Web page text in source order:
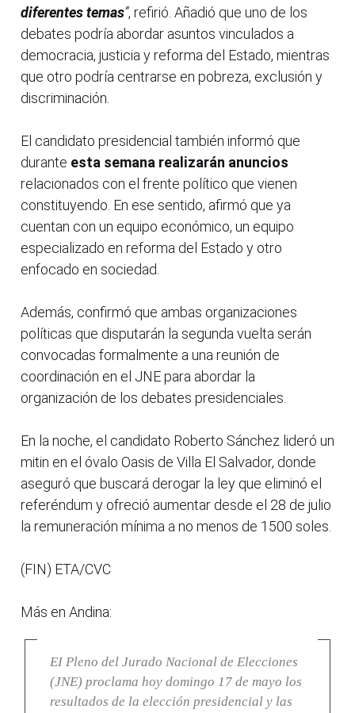
diferentes temas”, refirió. Añadió que uno de los
debates podría abordar asuntos vinculados a
democracia, justicia y reforma del Estado, mientras
que otro podría centrarse en pobreza, exclusión y
discriminación.
El candidato presidencial también informó que
durante esta semana realizarán anuncios
relacionados con el frente político que vienen
constituyendo. En ese sentido, afirmó que ya
cuentan con un equipo económico, un equipo
especializado en reforma del Estado y otro
enfocado en sociedad.
Además, confirmó que ambas organizaciones
políticas que disputarán la segunda vuelta serán
convocadas formalmente a una reunión de
coordinación en el JNE para abordar la
organización de los debates presidenciales.
En la noche, el candidato Roberto Sánchez lideró un
mitin en el óvalo Oasis de Villa El Salvador, donde
aseguró que buscará derogar la ley que eliminó el
referéndum y ofreció aumentar desde el 28 de julio
la remuneración mínima a no menos de 1500 soles.
(FIN) ETA/CVC
Más en Andina:
EI Pleno del Jurado Nacional de Elecciones
(JNE) proclama hoy domingo 17 de mayo los
resultados de la elección presidencial y las